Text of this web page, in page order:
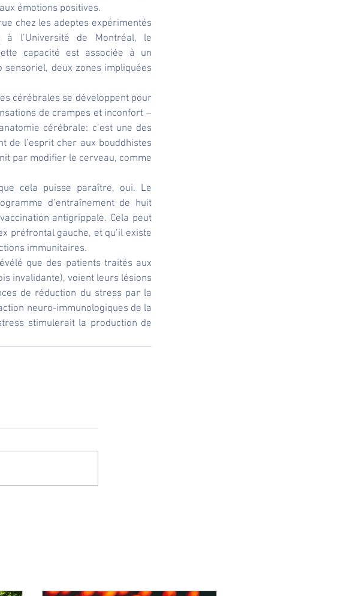
émotions positives.
chez les adeptes expérimentés
l’Université de Montréal, le
capacité est associée à un
deux zones impliquées
cérébrales se développent pour
de crampes et inconfort –
cérébrale: c’est une des
de l’esprit cher aux bouddhistes
par modifier le cerveau, comme
cela puisse paraître, oui. Le
d’entraînement de huit
antigrippale. Cela peut
préfrontal gauche, et qu’il existe
immunitaires.
que des patients traités aux
invalidante), voient leurs lésions
de réduction du stress par la
neuro-immunologiques de la
stimulerait la production de